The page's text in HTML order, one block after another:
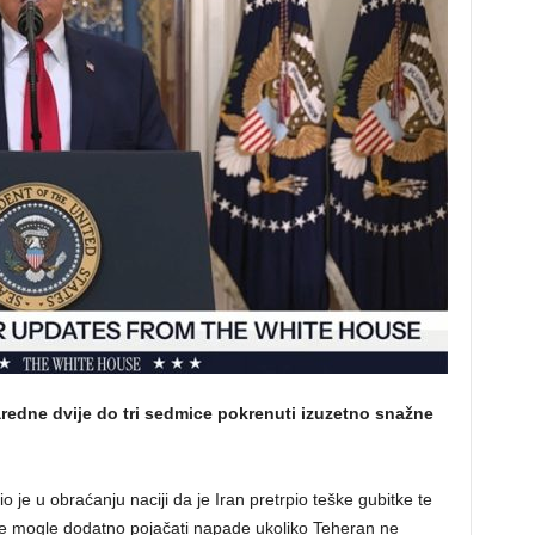
dvije do tri sedmice pokrenuti izuzetno snažne
je u obraćanju naciji da je Iran pretrpio teške gubitke te
mogle dodatno pojačati napade ukoliko Teheran ne